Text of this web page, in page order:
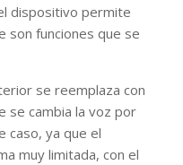
dispositivo permite
son funciones que se
se reemplaza con
se cambia la voz por
caso, ya que el
muy limitada, con el